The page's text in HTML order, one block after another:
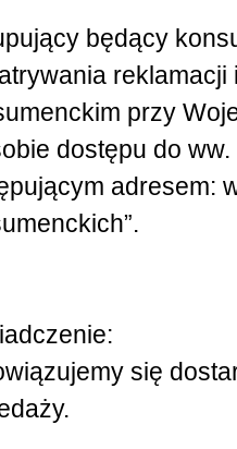
będący
reklamacji
przy
dostępu do
adresem:
się